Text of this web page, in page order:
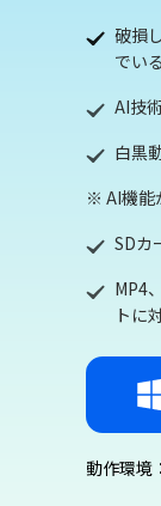
システム
破損
でい
AI技
白黒
※ AI機能
SDカ
MP4
トに
動作環境：